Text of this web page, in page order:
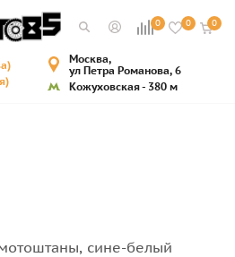
0 0 0
Москва,
ул Петра Романова, 6
Кожуховская - 380 м
сине-белый